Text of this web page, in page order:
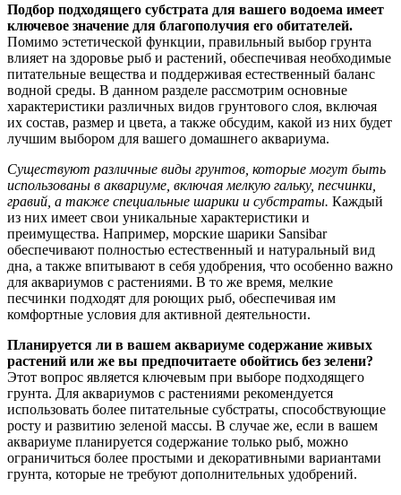
Подбор подходящего субстрата для вашего водоема имеет
ключевое значение для благополучия его обитателей.
Помимо эстетической функции, правильный выбор грунта
влияет на здоровье рыб и растений, обеспечивая необходимые
питательные вещества и поддерживая естественный баланс
водной среды. В данном разделе рассмотрим основные
характеристики различных видов грунтового слоя, включая
их состав, размер и цвета, а также обсудим, какой из них будет
лучшим выбором для вашего домашнего аквариума.
Существуют различные виды грунтов, которые могут быть
использованы в аквариуме, включая мелкую гальку, песчинки,
гравий, а также специальные шарики и субстраты. Каждый
из них имеет свои уникальные характеристики и
преимущества. Например, морские шарики Sansibar
обеспечивают полностью естественный и натуральный вид
дна, а также впитывают в себя удобрения, что особенно важно
для аквариумов с растениями. В то же время, мелкие
песчинки подходят для роющих рыб, обеспечивая им
комфортные условия для активной деятельности.
Планируется ли в вашем аквариуме содержание живых
растений или же вы предпочитаете обойтись без зелени?
Этот вопрос является ключевым при выборе подходящего
грунта. Для аквариумов с растениями рекомендуется
использовать более питательные субстраты, способствующие
росту и развитию зеленой массы. В случае же, если в вашем
аквариуме планируется содержание только рыб, можно
ограничиться более простыми и декоративными вариантами
грунта, которые не требуют дополнительных удобрений.